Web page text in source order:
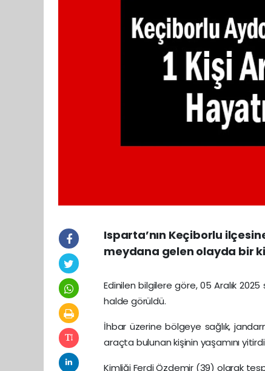
Isparta’nın Keçiborlu
meydana gelen olayda bir
Edinilen bilgilere göre, 05 Aralık 2025
halde görüldü.
İhbar üzerine bölgeye sağlık,
araçta bulunan kişinin yaşamını
Kimliği Ferdi Özdemir (39) olarak